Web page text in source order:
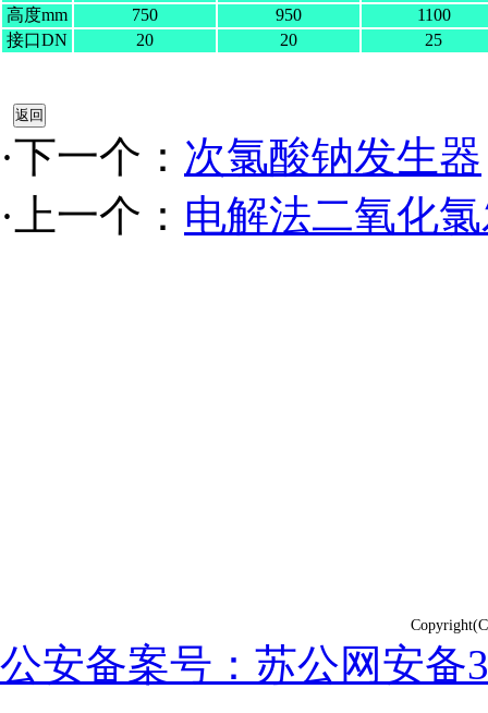
高度mm
750 950
1100
接口DN
20 20 25
·下一个： 次氯酸钠发生器
·上一个： 电解法二氧化
公安备案号：苏公网安备